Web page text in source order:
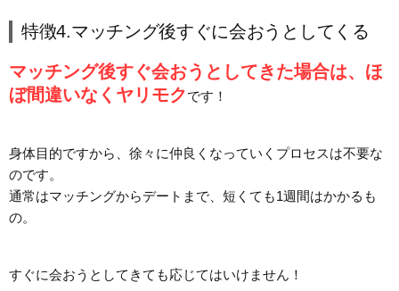
特徴4.マッチング後すぐに会おうとしてくる
マッチング後すぐ会おうとしてきた場合は、ほ
ぼ間違いなくヤリモクです！
身体目的ですから、徐々に仲良くなっていくプロセスは不要な
のです。
通常はマッチングからデートまで、短くても1週間はかかるも
の。
すぐに会おうとしてきても応じてはいけません！